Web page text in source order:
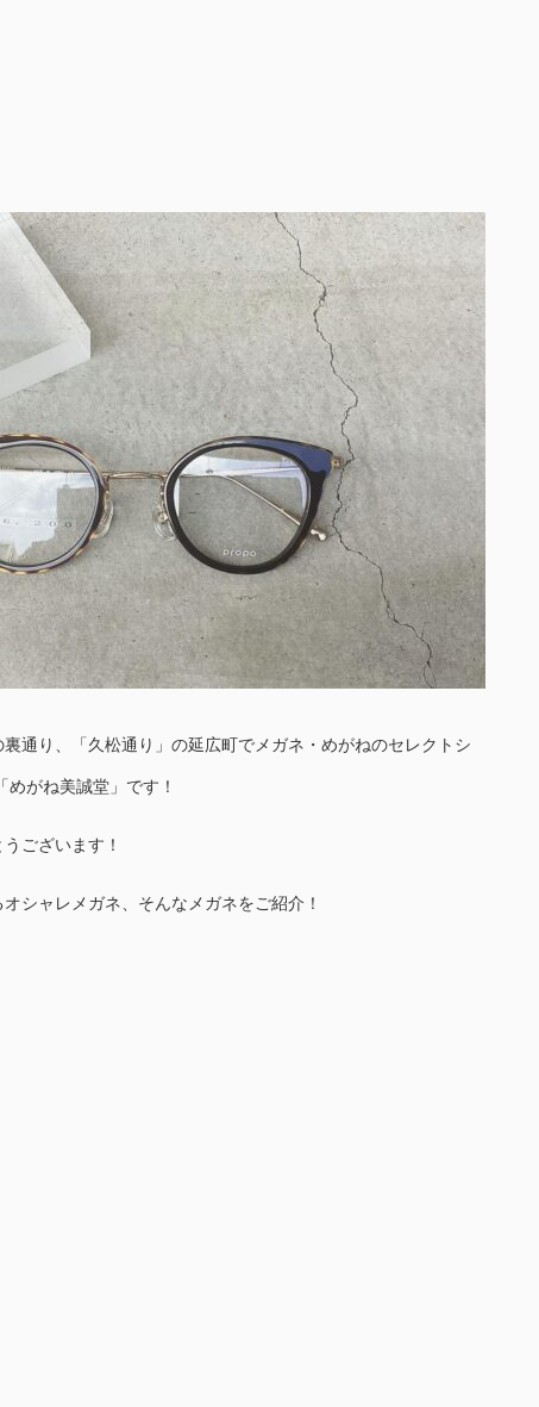
通り、「久松通り」の延広町でメガネ・めがねのセレクトシ
めがね美誠堂」です！
ございます！
シャレメガネ、そんなメガネをご紹介！